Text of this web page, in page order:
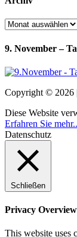
Archiv
9. November –
Copyright © 2026
Diese Website
Erfahren Sie
Datenschutz
Schließen
Privacy Overview
This website uses